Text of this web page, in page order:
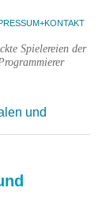
Spielereien der
und